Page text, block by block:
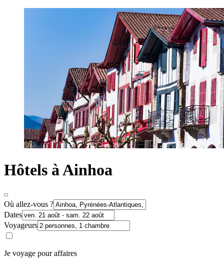
Hôtels à Ainhoa
Où allez-vous ?
Dates
Voyageurs
Je voyage pour affaires